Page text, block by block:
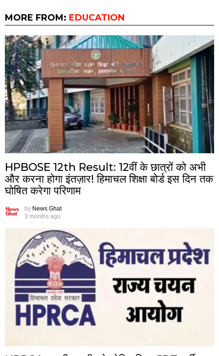
MORE FROM: EDUCATION
HPBOSE 12th Result: 12वीं के छात्रों को अभी
और करना होगा इंतज़ार! हिमाचल शिक्षा बोर्ड इस दिन तक
घोषित करेगा परिणाम
by News Ghat
3 months ago